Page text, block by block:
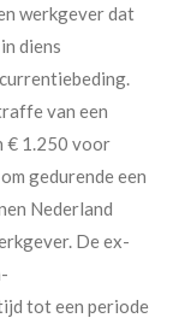
werkgever dat
diens
van een
€ 1.250 voor
gedurende een
Nederland
De ex-
tot een periode